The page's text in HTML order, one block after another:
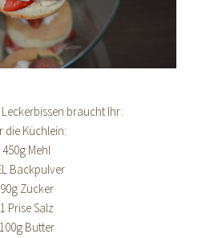
braucht Ihr:
die Küchlein:
450g Mehl
Backpulver
90g Zucker
1 Prise Salz
100g Butter